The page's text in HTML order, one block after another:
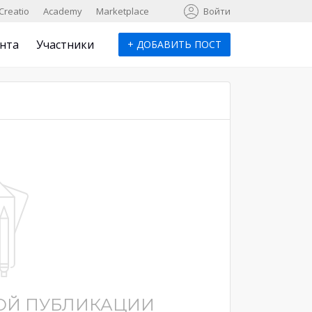
Creatio Academy Marketplace Войти
Участники + ДОБАВИТЬ ПОСТ
ПУБЛИКАЦИИ